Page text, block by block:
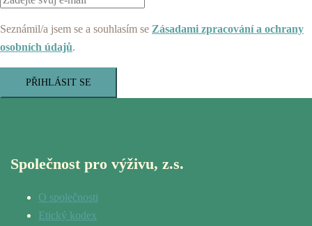
Seznámil/a jsem se a souhlasím se Zásadami zpracování a ochrany
osobních údajů.
PŘIHLÁSIT SE
Společnost pro výživu, z.s.
O společnosti
Etický kodex